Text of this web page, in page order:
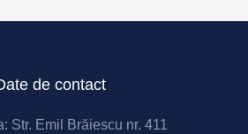
de contact
Str. Emil Brăiescu nr. 411